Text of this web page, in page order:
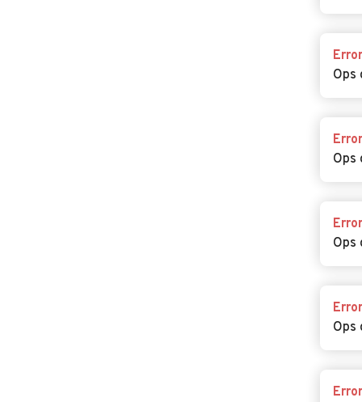
Error
Ops
Error
Ops
Error
Ops
Error
Ops
Error